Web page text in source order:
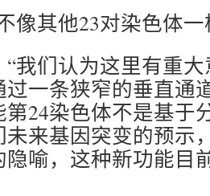
像其他23对染色体
我们认为这里有重
过一条狭窄的垂直通
24染色体不是基于
来基因突变的预示
喻，这种新功能目